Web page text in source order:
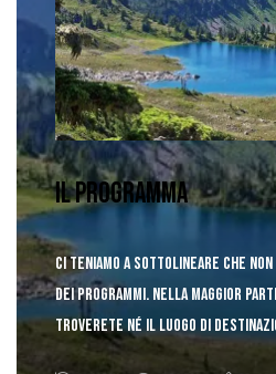
Il Programma
Ci teniamo a sottolineare che
dei programmi. Nella maggior
troverete né il luogo di
sulla durata, ma soltanto la